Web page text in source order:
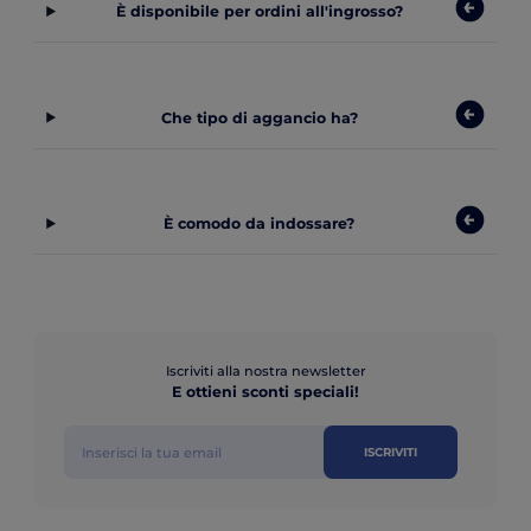
È disponibile per ordini all'ingrosso?
Che tipo di aggancio ha?
È comodo da indossare?
Iscriviti alla nostra newsletter
E ottieni sconti speciali!
ISCRIVITI